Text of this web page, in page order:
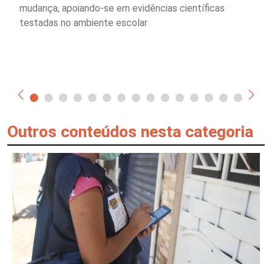
mudança, apoiando-se em evidências científicas
testadas no ambiente escolar
Outros conteúdos nesta categoria